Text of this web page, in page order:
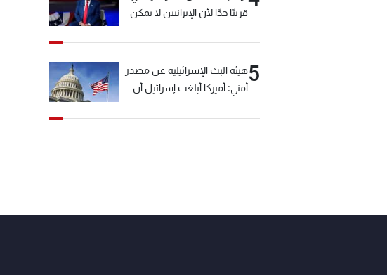
قريبًا جدًا لأن الإيرانيين لا يمكن
5هيئة البث الإسرائيلية عن مصدر
أمني: أميركا أبلغت إسرائيل أن